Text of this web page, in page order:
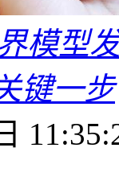
模型
键一步